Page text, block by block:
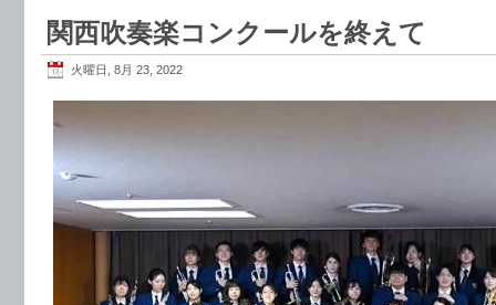
関西吹奏楽コンクールを終えて
火曜日, 8月 23, 2022